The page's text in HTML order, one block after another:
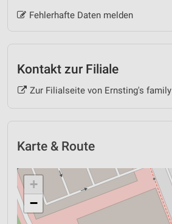
Fehlerhafte Daten melden
Kontakt zur Filiale
Zur Filialseite von Ernsting's family
Karte & Route
+
−